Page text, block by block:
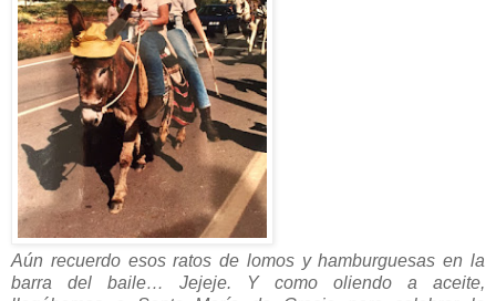
Aún recuerdo esos ratos de lomos y hamburguesas en la
barra del baile… Jejeje. Y como oliendo a aceite,